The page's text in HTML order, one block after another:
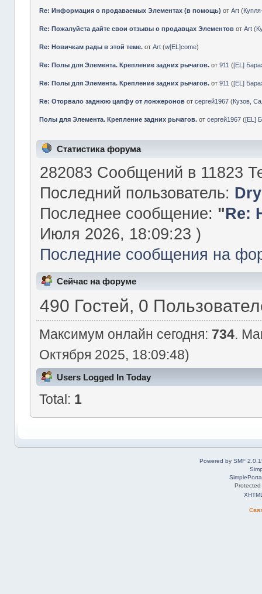
Re: Информация о продаваемых Элементах (в помощь) отArt (
Re: Пожалуйста дайте свои отзывы о продавцах Элементов отArt (
Re: Новичкам рады в этой теме. отArt (w[EL]come)
Re: Полы для Элемента. Крепление задних рычагов. от911 ([EL]
Re: Полы для Элемента. Крепление задних рычагов. от911 ([EL]
Re: Оторвало заднюю цапфу от лонжеронов отсергей1967 (Кузов,
Полы для Элемента. Крепление задних рычагов. отсергей1967 ([EL]
Статистика форума
282083 Сообщений в 11823
Последний пользователь: Dry
Последнее сообщение: "Re:
Июля 2026, 18:09:23 )
Последние сообщения на
Сейчас на форуме
490 Гостей, 0
Максимум онлайн сегодня: 734.
Октября 2025, 18:09:48)
Users Logged In Today
Total: 1
Powered by SMF